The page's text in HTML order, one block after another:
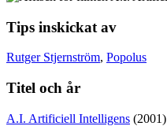
Tips inskickat av
Rutger Stjernström, Popolus
Titel och år
A.I. Artificiell Intelligens (2001)